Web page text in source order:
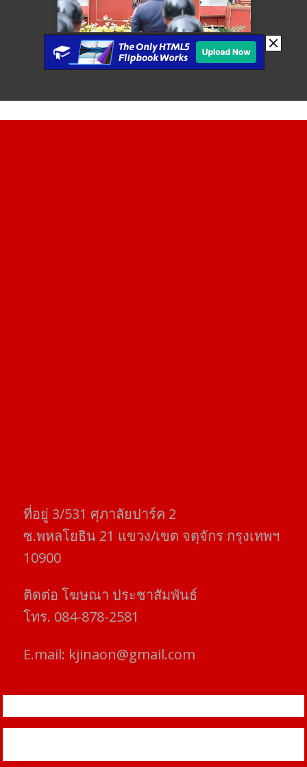
ที่อยู่​ 3/531​ ศุภาลัยปาร์ค​ 2
ซ.พหลโยธิน​ 21​ แขวง/เขต​ จตุจักร​ กรุงเทพฯ
10900
ติดต่อ​ โฆษณา​ ประชาสัมพันธ์
โทร​. 084-878-2581
E.mail: kjinaon@gmail.com